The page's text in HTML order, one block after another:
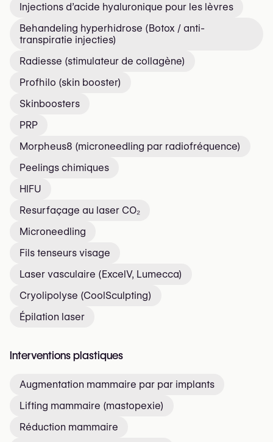
Injections d’acide hyaluronique pour les lèvres
Behandeling hyperhidrose (Botox / anti-
transpiratie injecties)
Radiesse (stimulateur de collagène)
Profhilo (skin booster)
Skinboosters
PRP
Morpheus8 (microneedling par radiofréquence)
Peelings chimiques
HIFU
Resurfaçage au laser CO₂
Microneedling
Fils tenseurs visage
Laser vasculaire (ExcelV, Lumecca)
Cryolipolyse (CoolSculpting)
Épilation laser
Interventions plastiques
Augmentation mammaire par par implants
Lifting mammaire (mastopexie)
Réduction mammaire